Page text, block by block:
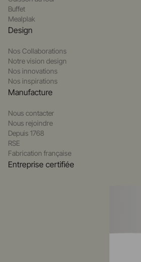
Buffet
Mealplak
Design
Nos Collaborations
Notre vision design
Nos innovations
Nos inspirations
Manufacture
Nous contacter
Nous rejoindre
Depuis 1768
RSE
Fabrication française
Entreprise certifiée